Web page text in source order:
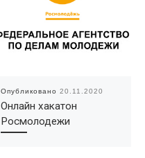
Опубликовано 20.11.2020
Онлайн хакатон
Росмолодежи